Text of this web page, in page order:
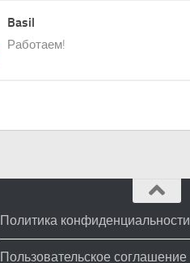
Basil
Работаем!
Политика конфиденциальности
Пользовательское соглашение